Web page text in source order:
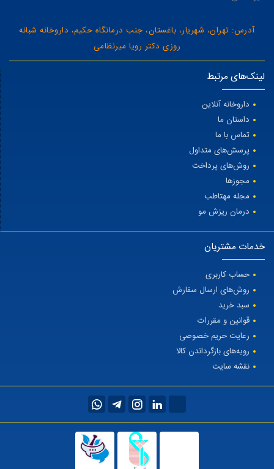
آدرس: تهران، شهریار، باغستان، جنب درمانگاه حکیم، داروخانه شبانه
روزی دکتر رویا میرنظامی
لینک‌های مرتبط
داروخانه آنلاین
داستان ما
تماس با ما
پرسش‌های متداول
روش‌های پرداخت
مجوزها
مجله مهتاطب
درمان ریزش مو
خدمات مشتریان
حساب کاربری
روش‌های ارسال سفارش
سبد خرید
قوانین و مقررات
رعایت حریم خصوصی
رویه‌های بازگرداندن کالا
نقشه سایت